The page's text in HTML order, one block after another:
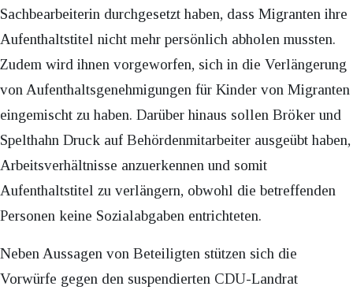
Sachbearbeiterin durchgesetzt haben, dass Migranten ihre
Aufenthaltstitel nicht mehr persönlich abholen mussten.
Zudem wird ihnen vorgeworfen, sich in die Verlängerung
von Aufenthaltsgenehmigungen für Kinder von Migranten
eingemischt zu haben. Darüber hinaus sollen Bröker und
Spelthahn Druck auf Behördenmitarbeiter ausgeübt haben,
Arbeitsverhältnisse anzuerkennen und somit
Aufenthaltstitel zu verlängern, obwohl die betreffenden
Personen keine Sozialabgaben entrichteten.
Neben Aussagen von Beteiligten stützen sich die
Vorwürfe gegen den suspendierten CDU-Landrat